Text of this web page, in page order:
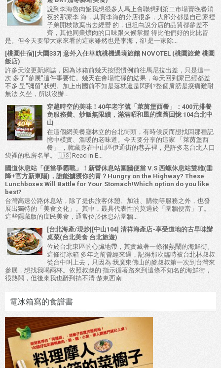
說到李海魯肉飯我想很多人馬上會聯想到第二市場賣晚餐消
夜的那家李 海，其實李海的分店很多，大部分都是自己家裡
子弟開枝散葉出去經營 的，但坦白說分店的品質都參差不
齊，其他同業爌肉的口味跟火候掌握 得比他們好的比比皆
是。但今天要帶大家來看的這家雖然也是李海，卻 是一家除...
[桃園住宿][大園337] 意外入住華航桃機過境旅館 NOVOTEL (桃園旅遊 桃園
飯店)
許多天沒更新網誌，因為冰箱前幾天按照慣例前往馬尼拉出差，只是這一
次 多了"參展"這件事要忙。幾天在會場忙碌的結果，每天回到家已經都差
不多 呈"彌留"狀態。加上出國前不知是落枕還是閃到?整個肩膀是痠痛難耐
無法 久坐，所以沒辦...
穿越時空的美味！40年老字號「萊茵堡西餐」：400元排餐
免服務費、炒飯無限續，滿滿昭和風的懷舊回憶 104台北中
山
在這個網美餐廳林立的台北街頭，有時候反而想找回那種記
憶中樸實、溫暖的老味道。今天要分享的這家 「萊茵堡西
餐」 ，就藏身在中山區伊通街的巷弄裡，是許多老台北人口
袋裡的私房名單。 🇺🇸 Read in E...
國道休息站「便當爭霸戰」！新營休息站圍牆便當 V.S 西螺休息站雙雄(垂
降+官方新東陽)，誰能擄獲你的胃？Hungry on the Highway? These
Lunchboxes Will Battle for Your Stomach!Which option do you like
best?
台灣高速公路休息站，除了提供旅客休憩、加油、購物等服務之外，也發
展出獨特的「美食文化」。其中，最具代表性的莫過於「圍牆便當」了。
這些隱藏版的庶民美食，通常位於休息站圍牆...
[台北海產/現炒][中山104] 清祥海產店-享受道地的古早味辦
桌菜(台北美食 台北旅遊)
位於台北東區的心臟地帶，其實藏著一條很熱鬧的海鮮街。
這條街冰箱 多年之前曾經來過，記得那次臨時被台北林叔叔
從台中叫上去，只因為 我廣東佛山的麥叔叔第一次到台灣來
參展，想找我喝兩杯。依照叔叔的 指示循著路來到這條不知名的海鮮街，
很熱鬧，但後來我也醉到搞不清 楚東西南...
電冰箱寫的食譜書